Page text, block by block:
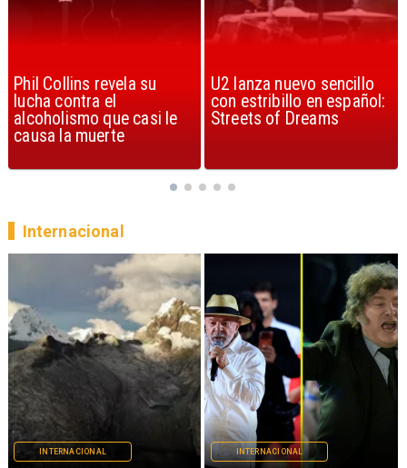
U2 lanza nuevo sencillo
con estribillo en español:
Streets of Dreams
“Africa” de Toto es
considerada la mejor
canción, según la ciencia
INTERNACIONAL INTERNACIONAL
Internacional